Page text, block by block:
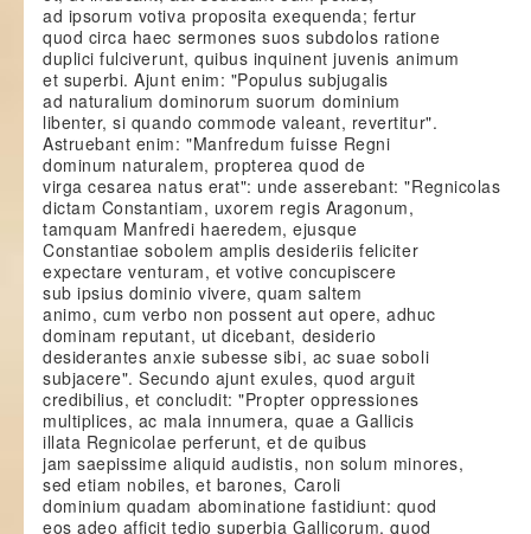
ad ipsorum votiva proposita exequenda; fertur
quod circa haec sermones suos subdolos ratione
duplici fulciverunt, quibus inquinent juvenis animum
et superbi. Ajunt enim: "Populus subjugalis
ad naturalium dominorum suorum dominium
libenter, si quando commode valeant, revertitur".
Astruebant enim: "Manfredum fuisse Regni
dominum naturalem, propterea quod de
virga cesarea natus erat": unde asserebant: "Regnicolas
dictam Constantiam, uxorem regis Aragonum,
tamquam Manfredi haeredem, ejusque
Constantiae sobolem amplis desideriis feliciter
expectare venturam, et votive concupiscere
sub ipsius dominio vivere, quam saltem
animo, cum verbo non possent aut opere, adhuc
dominam reputant, ut dicebant, desiderio
desiderantes anxie subesse sibi, ac suae soboli
subjacere". Secundo ajunt exules, quod arguit
credibilius, et concludit: "Propter oppressiones
multiplices, ac mala innumera, quae a Gallicis
illata Regnicolae perferunt, et de quibus
jam saepissime aliquid audistis, non solum minores,
sed etiam nobiles, et barones, Caroli
dominium quadam abominatione fastidiunt: quod
eos adeo afficit tedio superbia Gallicorum, quod